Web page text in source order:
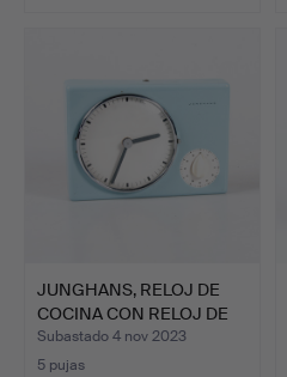
JUNGHANS, RELOJ DE
COCINA CON RELOJ DE
HUE…
Subastado 4 nov 2023
5 pujas